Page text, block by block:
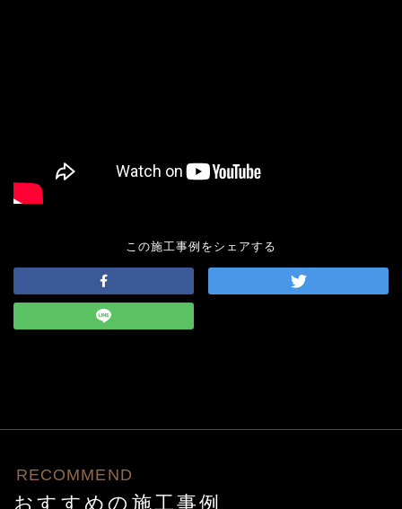
この施工事例をシェアする
RECOMMEND
おすすめの施工事例